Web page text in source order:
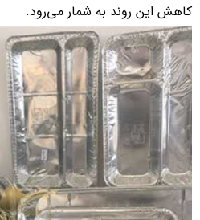
کاهش این روند به شمار می‌رود.